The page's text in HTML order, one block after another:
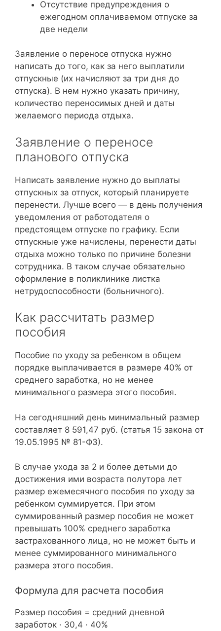
Отсутствие предупреждения о
ежегодном оплачиваемом отпуске за
две недели
Заявление о переносе отпуска нужно
написать до того, как за него выплатили
отпускные (их начисляют за три дня до
отпуска). В нем нужно указать причину,
количество переносимых дней и даты
желаемого периода отдыха.
Заявление о переносе
планового отпуска
Написать заявление нужно до выплаты
отпускных за отпуск, который планируете
перенести. Лучше всего — в день получения
уведомления от работодателя о
предстоящем отпуске по графику. Если
отпускные уже начислены, перенести даты
отдыха можно только по причине болезни
сотрудника. В таком случае обязательно
оформление в поликлинике листка
нетрудоспособности (больничного).
Как рассчитать размер
пособия
Пособие по уходу за ребенком в общем
порядке выплачивается в размере 40% от
среднего заработка, но не менее
минимального размера этого пособия.
На сегодняшний день минимальный размер
составляет 8 591,47 руб. (статья 15 закона от
19.05.1995 № 81-ФЗ).
В случае ухода за 2 и более детьми до
достижения ими возраста полутора лет
размер ежемесячного пособия по уходу за
ребенком суммируется. При этом
суммированный размер пособия не может
превышать 100% среднего заработка
застрахованного лица, но не может быть и
менее суммированного минимального
размера этого пособия.
Формула для расчета пособия
Размер пособия = средний дневной
заработок · 30,4 · 40%